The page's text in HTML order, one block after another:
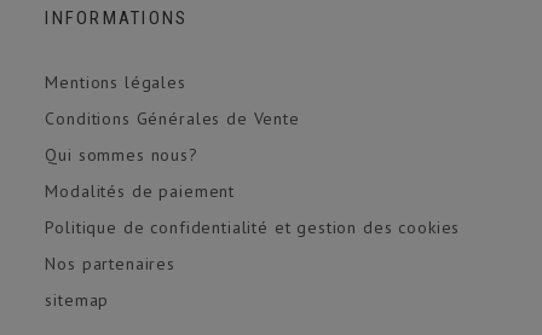
INFORMATIONS
Mentions légales
Conditions Générales de Vente
Qui sommes nous?
Modalités de paiement
Politique de confidentialité et gestion des cookies
Nos partenaires
sitemap